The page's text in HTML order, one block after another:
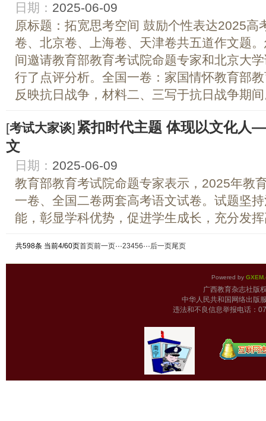
日期： 2025-06-09
原标题：拓宽思考空间 鼓励个性表达2025高
卷、北京卷、上海卷、天津卷共五道作文题
间邀请教育部教育考试院命题专家和北京大
行了点评分析。全国一卷：家国情怀教育部
反映抗日战争，材料二、三写于抗日战争期
[考试大家谈] 紧扣时代主题 体现以文化人
文
日期： 2025-06-09
教育部教育考试院命题专家表示，2025年教
一卷、全国二卷两套高考语文试卷。试题坚
能，彰显学科优势，促进学生成长，充分发
共598条 当前4/60页首页前一页···23456···后一页尾页
Powered by
广西教育杂志
中华人民共和国网络出版
违法和不良信息举报电话：